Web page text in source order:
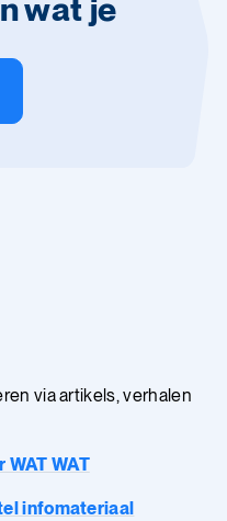
wat je
via artikels, verhalen
WAT WAT
infomateriaal